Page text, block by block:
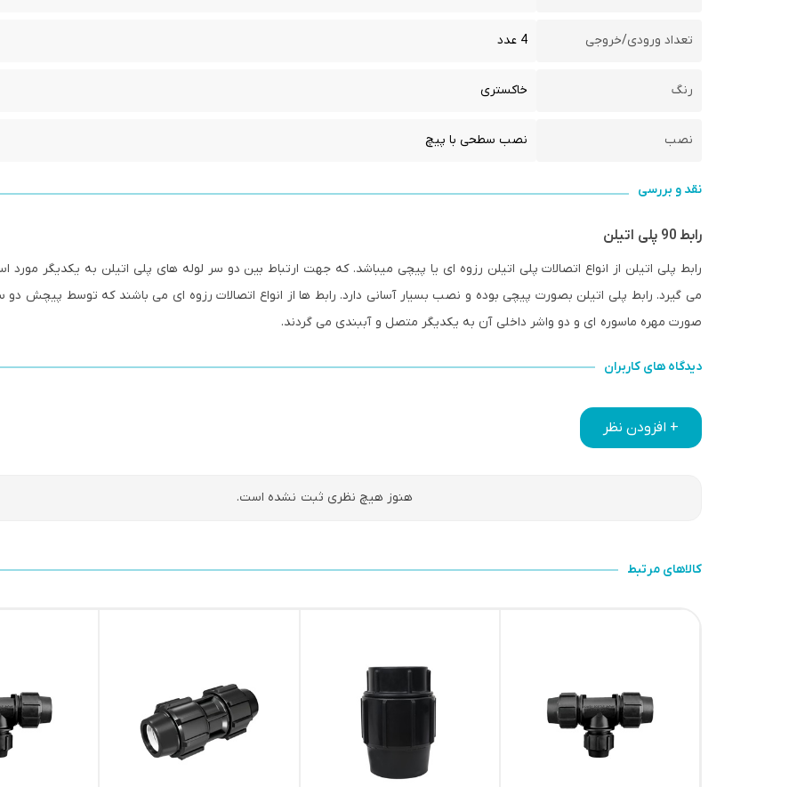
تعداد ورودی/خروجی 4 عدد
رنگ خاکستری
نصب نصب سطحی با پیچ
نقد و بررسی
رابط 90 پلی اتیلن
رابط پلی اتیلن از انواع اتصالات پلی اتیلن رزوه ای یا پیچی میباشد. که جهت ارتباط بین دو سر لوله های پلی اتیلن به یکدیگر مورد
می گیرد. رابط پلی اتیلن بصورت پیچی بوده و نصب بسیار آسانی دارد. رابط ها از انواع اتصالات رزوه ای می باشند که توسط پیچش دو
صورت مهره ماسوره ای و دو واشر داخلی آن به یکدیگر متصل و آببندی می گردند.
دیدگاه های کاربران
+ افزودن نظر
هنوز هیچ نظری ثبت نشده است.
کالاهای مرتبط